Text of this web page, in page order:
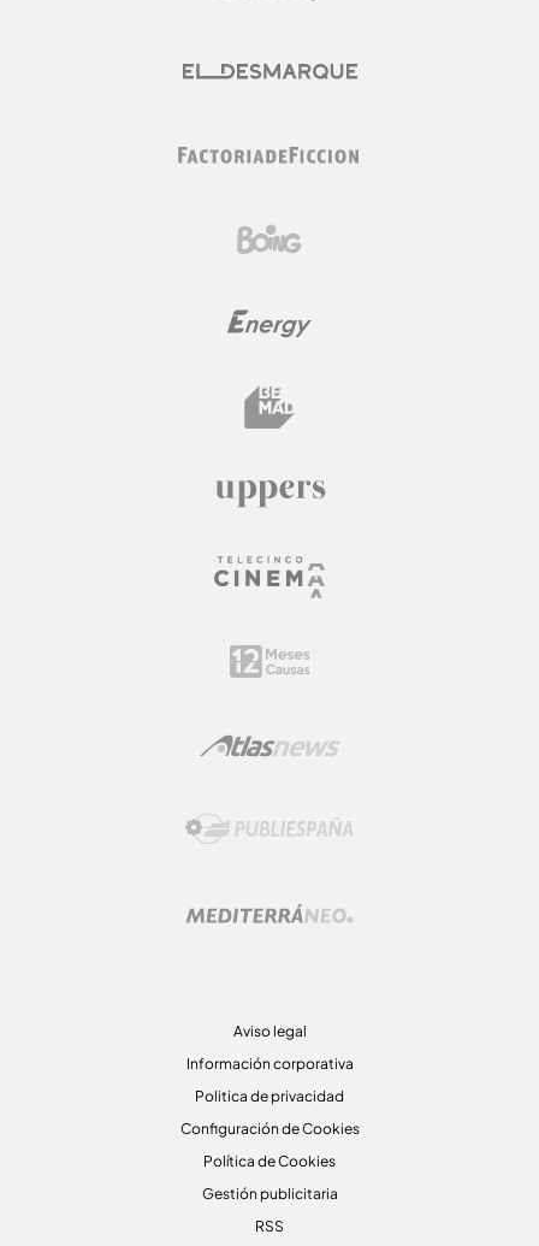
Aviso legal
Información corporativa
Politica de privacidad
Configuración de Cookies
Política de Cookies
Gestión publicitaria
RSS